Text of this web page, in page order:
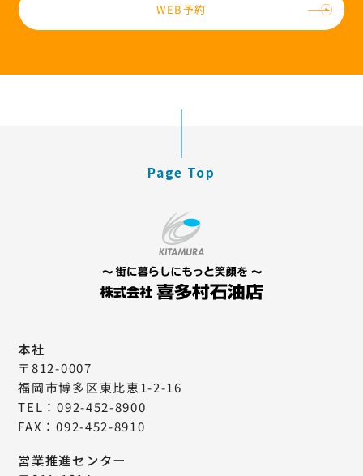
WEB予約
Page Top
本社
〒812-0007
福岡市博多区東比恵1-2-16
TEL：092-452-8900
FAX：092-452-8910
営業推進センター